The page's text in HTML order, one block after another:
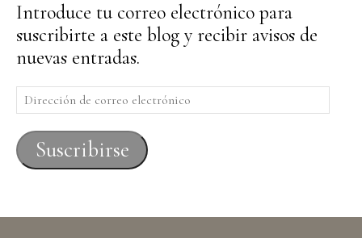
Introduce tu correo electrónico para
suscribirte a este blog y recibir avisos de
nuevas entradas.
Dirección
de
correo
electrónico
Suscribirse